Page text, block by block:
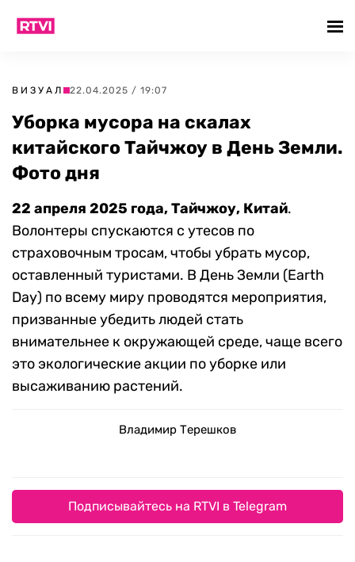
ВИЗУАЛ 22.04.2025 / 19:07
Уборка мусора на скалах
китайского Тайчжоу в День Земли.
Фото дня
22 апреля 2025 года, Тайчжоу, Китай.
Волонтеры спускаются с утесов по
страховочным тросам, чтобы убрать мусор,
оставленный туристами. В День Земли (Earth
Day) по всему миру проводятся мероприятия,
призванные убедить людей стать
внимательнее к окружающей среде, чаще всего
это экологические акции по уборке или
высаживанию растений.
Владимир Терешков
Подписывайтесь на RTVI в Telegram